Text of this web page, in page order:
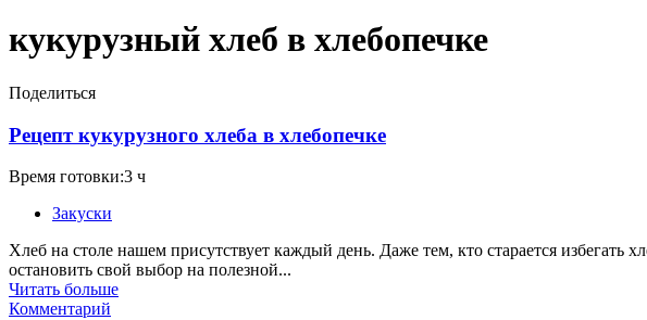
кукурузный хлеб в хлебопечке
Поделиться
Рецепт кукурузного хлеба в хлебопечке
Время готовки:3 ч
Закуски
Хлеб на столе нашем присутствует каждый день. Даже тем, кто старается избегать
остановить свой выбор на полезной...
Читать больше
Комментарий